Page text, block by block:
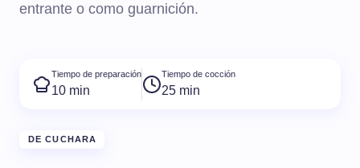
entrante o como guarnición.
Tiempo de preparación
10 min
Tiempo de cocción
25 min
DE CUCHARA